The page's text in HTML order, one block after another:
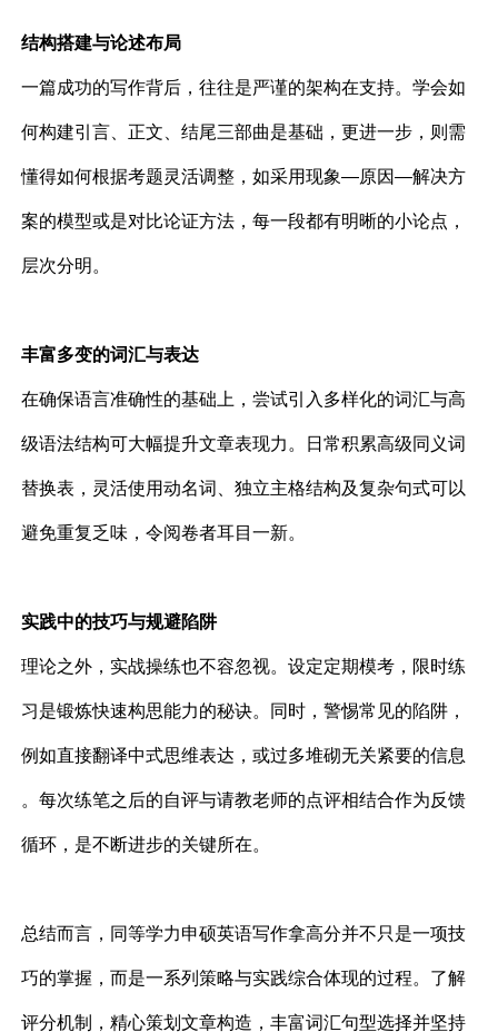
结构搭建与论述布局
一篇成功的写作背后，往往是严谨的架构在支持。学会如
何构建引言、正文、结尾三部曲是基础，更进一步，则需
懂得如何根据考题灵活调整，如采用现象—原因—解决方
案的模型或是对比论证方法，每一段都有明晰的小论点，
层次分明。
丰富多变的词汇与表达
在确保语言准确性的基础上，尝试引入多样化的词汇与高
级语法结构可大幅提升文章表现力。日常积累高级同义词
替换表，灵活使用动名词、独立主格结构及复杂句式可以
避免重复乏味，令阅卷者耳目一新。
实践中的技巧与规避陷阱
理论之外，实战操练也不容忽视。设定定期模考，限时练
习是锻炼快速构思能力的秘诀。同时，警惕常见的陷阱，
例如直接翻译中式思维表达，或过多堆砌无关紧要的信息
。每次练笔之后的自评与请教老师的点评相结合作为反馈
循环，是不断进步的关键所在。
总结而言，同等学力申硕英语写作拿高分并不只是一项技
巧的掌握，而是一系列策略与实践综合体现的过程。了解
评分机制，精心策划文章构造，丰富词汇句型选择并坚持